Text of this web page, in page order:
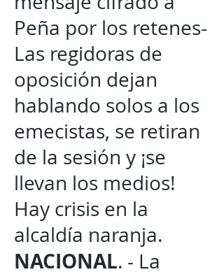
Peña por los retenes-
Las regidoras de
oposición dejan
hablando solos a los
emecistas, se retiran
de la sesión y ¡se
llevan los medios!
Hay crisis en la
alcaldía naranja.
NACIONAL. - La